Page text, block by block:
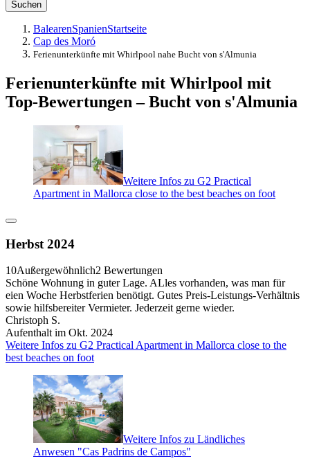
Suchen
BalearenSpanienStartseite
Cap des Moró
Ferienunterkünfte mit Whirlpool nahe Bucht von s'Almunia
Ferienunterkünfte mit Whirlpool mit
Top-Bewertungen – Bucht von s'Almunia
Weitere Infos zu G2 Practical
Apartment in Mallorca close to the best beaches on foot
Herbst 2024
10Außergewöhnlich2 Bewertungen
Schöne Wohnung in guter Lage. ALles vorhanden, was man für
eien Woche Herbstferien benötigt. Gutes Preis-Leistungs-Verhältnis
sowie hilfsbereiter Vermieter. Jederzeit gerne wieder.
Christoph S.
Aufenthalt im Okt. 2024
Weitere Infos zu G2 Practical Apartment in Mallorca close to the
best beaches on foot
Weitere Infos zu Ländliches
Anwesen "Cas Padrins de Campos"